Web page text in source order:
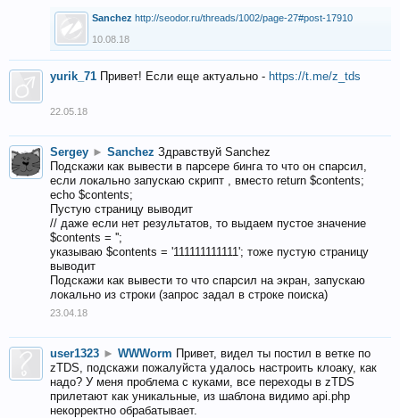
Sanchez http://seodor.ru/threads/1002/page-27#post-17910
10.08.18
yurik_71 Привет! Если еще актуально - https://t.me/z_tds
22.05.18
Sergey ► Sanchez Здравствуй Sanchez
Подскажи как вывести в парсере бинга то что он спарсил,
если локально запускаю скрипт , вместо return $contents;
echo $contents;
Пустую страницу выводит
// даже если нет результатов, то выдаем пустое значение
$contents = '';
указываю $contents = '111111111111'; тоже пустую страницу
выводит
Подскажи как вывести то что спарсил на экран, запускаю
локально из строки (запрос задал в строке поиска)
23.04.18
user1323 ► WWWorm Привет, видел ты постил в ветке по
zTDS, подскажи пожалуйста удалось настроить клоаку, как
надо? У меня проблема с куками, все переходы в zTDS
прилетают как уникальные, из шаблона видимо api.php
некорректно обрабатывает.